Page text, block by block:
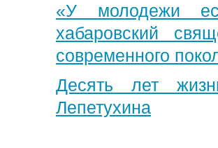
«У молодежи
хабаровский
современного
Десять лет
Лепетухина